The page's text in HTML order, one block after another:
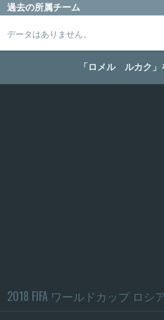
過去の所属チーム
データはありません。
「ロメル ルカク」
2018 FIFA ワールドカップ ロシ